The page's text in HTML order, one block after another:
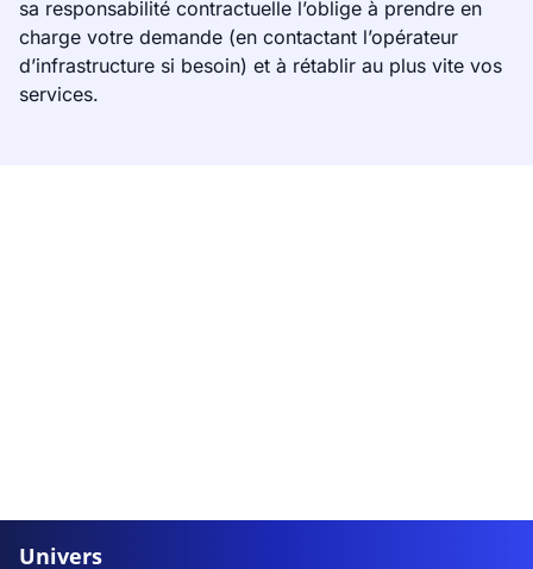
sa responsabilité contractuelle l’oblige à prendre en
charge votre demande (en contactant l’opérateur
d’infrastructure si besoin) et à rétablir au plus vite vos
services.
Univers